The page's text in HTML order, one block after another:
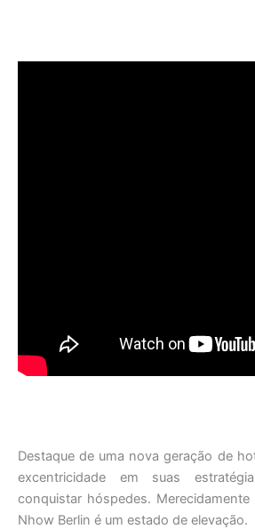
Destaque de uma nova geração de
excentricidade em suas
conquistar hóspedes.
Nhow Berlin é um estado de elevação.